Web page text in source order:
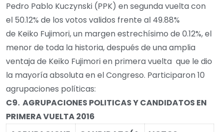
Pedro Pablo Kuczynski (PPK) en segunda vuelta con
el 50.12% de los votos validos frente al 49.88%
de Keiko Fujimori, un margen estrechísimo de 0.12%, el
menor de toda la historia, después de una amplia
ventaja de Keiko Fujimori en primera vuelta que le dio
la mayoría absoluta en el Congreso. Participaron 10
agrupaciones políticas:
C9. AGRUPACIONES POLITICAS Y CANDIDATOS EN
PRIMERA VUELTA 2016